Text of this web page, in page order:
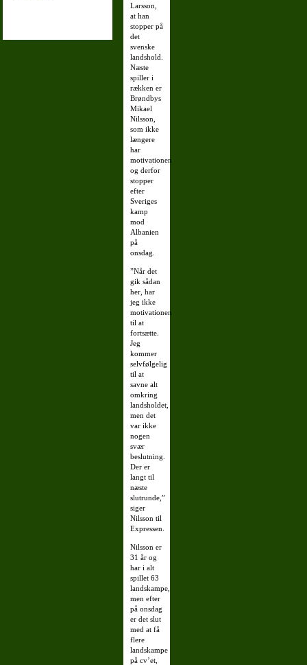
Larsson,
at han
stopper på
det
svenske
landshold.
Næste
spiller i
rækken er
Brøndbys
Mikael
Nilsson,
som ikke
længere
har
motivationen
og derfor
stopper
efter
Sveriges
kamp
mod
Albanien
på
onsdag.
”Når det
gik sådan
her, har
jeg ikke
motivationen
til at
fortsætte.
Jeg
kommer
selvfølgelig
til at
savne alt
omkring
landsholdet,
men det
var ikke
nogen
svær
beslutning.
Der er
langt til
næste
slutrunde,”
siger
Nilsson til
Expressen.
Nilsson er
31 år og
har i alt
spillet 63
landskampe,
men efter
på onsdag
er det slut
med at få
flere
landskampe
på cv’et,